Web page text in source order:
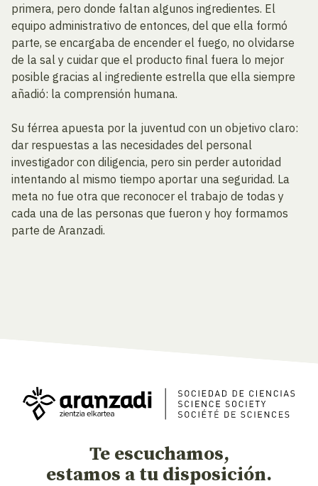
primera, pero donde faltan algunos ingredientes. El
equipo administrativo de entonces, del que ella formó
parte, se encargaba de encender el fuego, no olvidarse
de la sal y cuidar que el producto final fuera lo mejor
posible gracias al ingrediente estrella que ella siempre
añadió: la comprensión humana.
Su férrea apuesta por la juventud con un objetivo claro:
dar respuestas a las necesidades del personal
investigador con diligencia, pero sin perder autoridad
intentando al mismo tiempo aportar una seguridad. La
meta no fue otra que reconocer el trabajo de todas y
cada una de las personas que fueron y hoy formamos
parte de Aranzadi.
Te escuchamos,
estamos a tu disposición.